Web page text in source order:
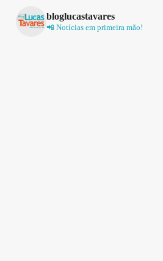
bloglucastavares
📲 Notícias em primeira mão!